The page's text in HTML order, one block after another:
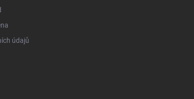
údajů